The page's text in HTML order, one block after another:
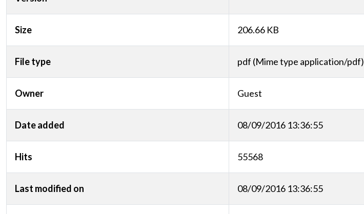
Size 206.66 KB
File type pdf (Mime type application/pdf)
Owner Guest
Date added 08/09/2016 13:36:55
Hits 55568
Last modified on 08/09/2016 13:36:55